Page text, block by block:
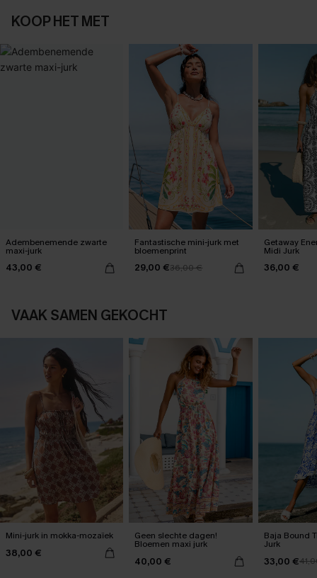
KOOP HET MET
Adembenemende zwarte
maxi-jurk
43,00 €
Fantastische mini-jurk met
bloemenprint
29,00 €36,00 €
Getaway
Midi Jurk
36,00 €
VAAK SAMEN GEKOCHT
Mini-jurk in mokka-mozaïek
38,00 €
Geen slechte dagen!
Bloemen maxi jurk
40,00 €
Baja Bound
Jurk
33,00 €